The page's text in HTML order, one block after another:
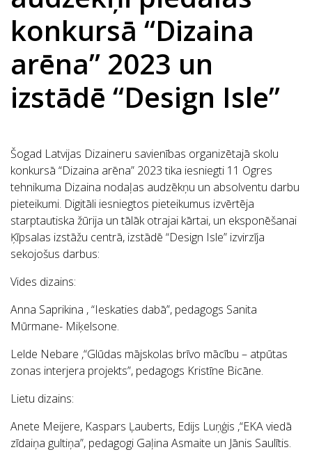
konkursā “Dizaina
arēna” 2023 un
izstādē “Design Isle”
Šogad Latvijas Dizaineru savienības organizētajā skolu
konkursā “Dizaina arēna” 2023 tika iesniegti 11 Ogres
tehnikuma Dizaina nodaļas audzēkņu un absolventu darbu
pieteikumi. Digitāli iesniegtos pieteikumus izvērtēja
starptautiska žūrija un tālāk otrajai kārtai, un eksponēšanai
Ķīpsalas izstāžu centrā, izstādē “Design Isle” izvirzīja
sekojošus darbus:
Vides dizains:
Anna Saprikina , “Ieskaties dabā”, pedagogs Sanita
Mūrmane- Miķelsone.
Lelde Nebare ,“Glūdas mājskolas brīvo mācību – atpūtas
zonas interjera projekts”, pedagogs Kristīne Bicāne.
Lietu dizains:
Anete Meijere, Kaspars Ļauberts, Edijs Luņģis ,“EKA viedā
zīdaiņa gultiņa”, pedagogi Gaļina Asmaite un Jānis Saulītis.